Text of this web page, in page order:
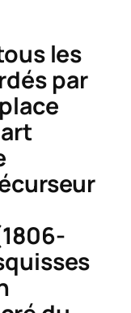
les
par